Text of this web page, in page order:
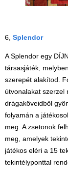
6, Splendor
A Splendor egy
társasjáték,
szerepét alakítod.
útvonalakat szerzel
drágaköveidből
folyamán a
meg. A zsetonok
meg, amelyek
játékos eléri a 15
tekintélyponttal